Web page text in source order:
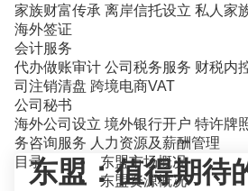
家族财富传承 离岸信托设立 私人家
海外签证
会计服务
代办做账审计 公司税务服务 财税内
司注销清盘 跨境电商VAT
公司秘书
海外公司设立 境外银行开户 特许牌
务咨询服务 人力资源及薪酬管理
东盟：值得期待
目录
东盟市场概况
东盟资源概况